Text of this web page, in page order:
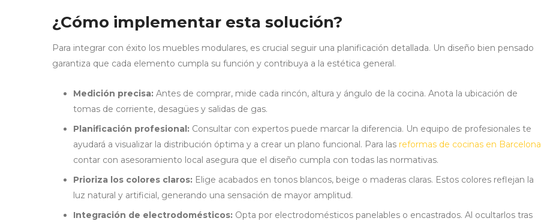
¿Cómo implementar esta solución?
Para integrar con éxito los muebles modulares, es crucial seguir una planificación detallada. Un diseño bien pensado
garantiza que cada elemento cumpla su función y contribuya a la estética general.
Medición precisa: Antes de comprar, mide cada rincón, altura y ángulo de la cocina. Anota la ubicación de
tomas de corriente, desagües y salidas de gas.
Planificación profesional: Consultar con expertos puede marcar la diferencia. Un equipo de profesionales te
ayudará a visualizar la distribución óptima y a crear un plano funcional. Para las reformas de cocinas en Barcelona
contar con asesoramiento local asegura que el diseño cumpla con todas las normativas.
Prioriza los colores claros: Elige acabados en tonos blancos, beige o maderas claras. Estos colores reflejan la
luz natural y artificial, generando una sensación de mayor amplitud.
Integración de electrodomésticos: Opta por electrodomésticos panelables o encastrados. Al ocultarlos tras